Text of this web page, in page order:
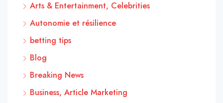
Arts & Entertainment, Celebrities
Autonomie et résilience
betting tips
Blog
Breaking News
Business, Article Marketing